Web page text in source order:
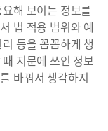
해 보이는 정보를
법 적용 범위와 예
등을 꼼꼼하게 챙
지문에 쓰인 정보
바꿔서 생각하지